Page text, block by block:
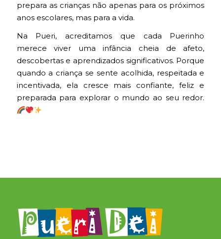
prepara as crianças não apenas para os próximos
anos escolares, mas para a vida.
Na Pueri, acreditamos que cada Puerinho
merece viver uma infância cheia de afeto,
descobertas e aprendizados significativos. Porque
quando a criança se sente acolhida, respeitada e
incentivada, ela cresce mais confiante, feliz e
preparada para explorar o mundo ao seu redor.